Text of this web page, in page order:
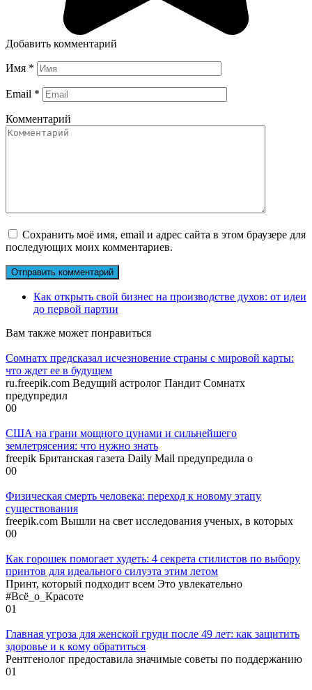
Добавить комментарий
Имя *
Email *
Комментарий
Сохранить моё имя, email и адрес сайта в этом браузере для
последующих моих комментариев.
Как открыть свой бизнес на производстве духов: от идеи
до первой партии
Вам также может понравиться
Сомнатх предсказал исчезновение страны с мировой карты:
что ждет ее в будущем
ru.freepik.com Ведущий астролог Пандит Сомнатх
предупредил
00
США на грани мощного цунами и сильнейшего
землетрясения: что нужно знать
freepik Британская газета Daily Mail предупредила о
00
Физическая смерть человека: переход к новому этапу
существования
freepik.com Вышли на свет исследования ученых, в которых
00
Как горошек помогает худеть: 4 секрета стилистов по выбору
принтов для идеального силуэта этим летом
Принт, который подходит всем Это увлекательно
#Всё_о_Красоте
01
Главная угроза для женской груди после 49 лет: как защитить
здоровье и к кому обратиться
Рентгенолог предоставила значимые советы по поддержанию
01